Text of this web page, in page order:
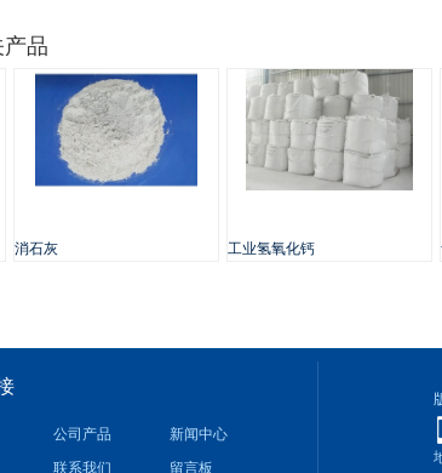
品
消石灰 工业氢氧化钙
公司产品
新闻中心
联系我们 留言板